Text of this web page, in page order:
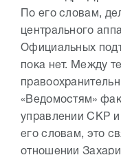
По его словам,
центрального
Официальных
пока нет. Между
«Ведомостям»
управлении СКР
его словам, это
отношении